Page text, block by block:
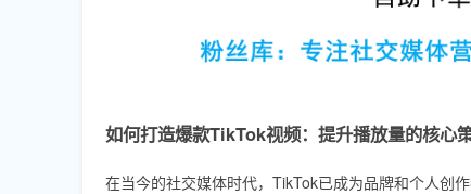
如何打造爆款TikTok视频：提升播放量的核心
在当今的社交媒体时代，TikTok已成为品牌和个人创